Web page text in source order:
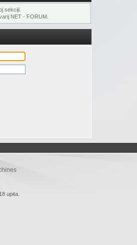
sekciji.
NET - FORUM.
upita.